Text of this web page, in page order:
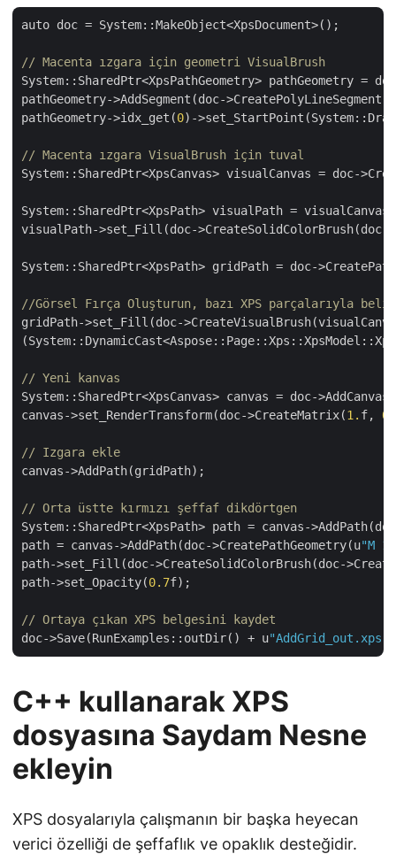
auto doc = System::MakeObject<XpsDocument>();
// Macenta ızgara için geometri VisualBrush
System::SharedPtr<XpsPathGeometry> pathGeometry =
pathGeometry->AddSegment(doc-
pathGeometry->idx_get(0)-
// Macenta ızgara VisualBrush için tuval
System::SharedPtr<XpsCanvas> visualCanvas = doc-
System::SharedPtr<XpsPath> visualPath = visualCanvas-
visualPath->set_Fill(doc->CreateSolidColorBrush(doc-
System::SharedPtr<XpsPath> gridPath = doc-
//Görsel Fırça Oluşturun, bazı XPS
gridPath->set_Fill(doc-
// Yeni kanvas
System::SharedPtr<XpsCanvas> canvas = doc-
canvas->set_RenderTransform(doc->CreateMatrix(1. f, 0.
// Izgara ekle
canvas->AddPath(gridPath);
// Orta üstte kırmızı şeffaf dikdörtgen
System::SharedPtr<XpsPath> path = canvas-
path = canvas->AddPath(doc->CreatePathGeometry(u"M
path->set_Fill(doc->CreateSolidColorBrush(doc-
path->set_Opacity(0.7f);
// Ortaya çıkan XPS belgesini kaydet
doc->Save(RunExamples::outDir() + u"AddGrid_out.xps"
C++ kullanarak XPS
dosyasına Saydam Nesne
ekleyin
XPS dosyalarıyla çalışmanın bir başka heyecan
verici özelliği de şeffaflık ve opaklık desteğidir.